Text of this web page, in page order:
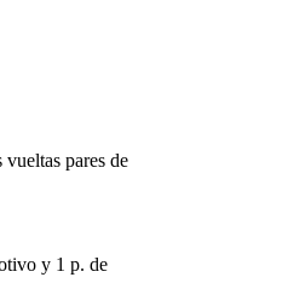
pares de
y 1 p. de